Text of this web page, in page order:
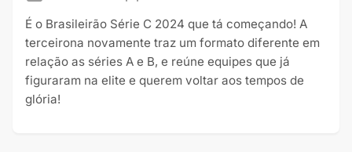
É o Brasileirão Série C 2024 que tá começando! A
terceirona novamente traz um formato diferente em
relação as séries A e B, e reúne equipes que já
figuraram na elite e querem voltar aos tempos de
glória!